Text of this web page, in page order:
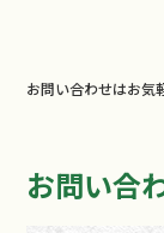
お問い合わせはお気
お問い合